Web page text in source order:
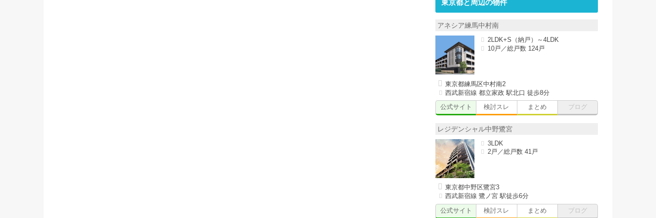
東京都と周辺の物件
アネシア練馬中村南
2LDK+S（納戸）～4LDK
10戸／総戸数 124戸
東京都練馬区中村南2
西武新宿線 都立家政 駅北口 徒歩8分
公式サイト
検討スレ まとめ ブログ
レジデンシャル中野鷺宮
3LDK
2戸／総戸数 41戸
東京都中野区鷺宮3
西武新宿線 鷺ノ宮 駅徒歩6分
公式サイト
検討スレ まとめ ブログ